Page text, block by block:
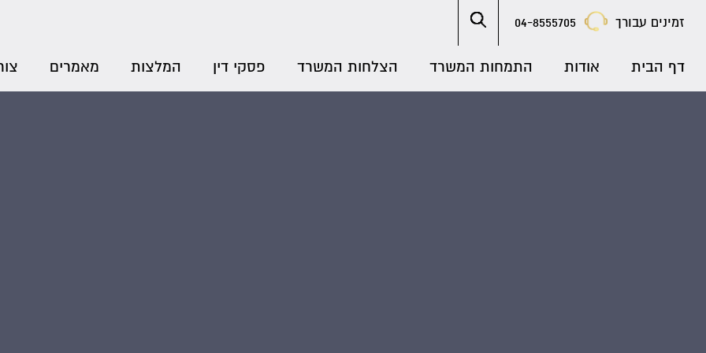
זמינים עבורך 04-8555705
דף הבית אודות התמחות המשרד הצלחות המשרד פסקי דין המלצות מאמרים